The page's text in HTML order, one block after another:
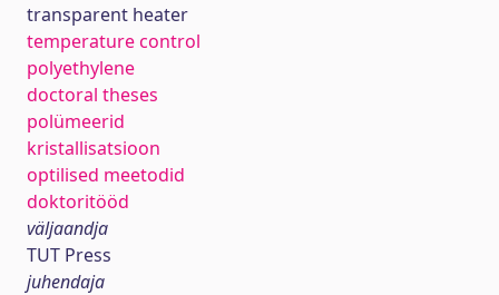
transparent heater
temperature control
polyethylene
doctoral theses
polümeerid
kristallisatsioon
optilised meetodid
doktoritööd
väljaandja
TUT Press
juhendaja